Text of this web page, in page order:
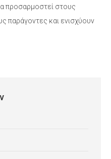
προσαρμοστεί στους
παράγοντες και ενισχύουν